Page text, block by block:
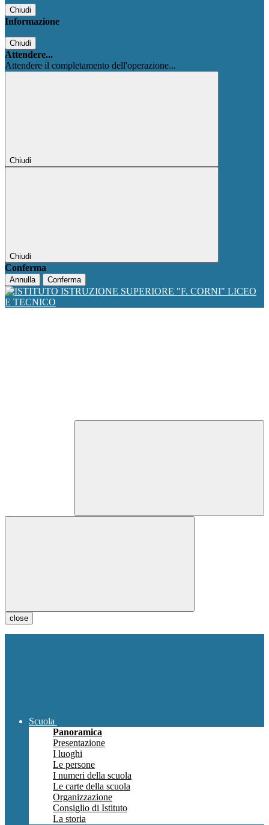
Chiudi
Informazione
Chiudi
Attendere...
Attendere il completamento dell'operazione...
Chiudi
Chiudi
Conferma
Annulla Conferma
close
Scuola
Panoramica
Presentazione
I luoghi
Le persone
I numeri della scuola
Le carte della scuola
Organizzazione
Consiglio di Istituto
La storia